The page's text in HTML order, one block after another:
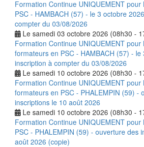
Formation Continue UNIQUEMENT
PSC - HAMBACH (57) - le 3 octobre
compter du 03/08/2026
Le samedi 03 octobre 2026 (08h30 -
Formation Continue UNIQUEMENT
formateurs en PSC - HAMBACH (57) -
inscription à compter du 03/08/2026
Le samedi 10 octobre 2026 (08h30 -
Formation Continue UNIQUEMENT
formateurs en PSC - PHALEMPIN (59) -
inscriptions le 10 août 2026
Le samedi 10 octobre 2026 (08h30 -
Formation Continue UNIQUEMENT
PSC - PHALEMPIN (59) - ouverture des
août 2026 (copie)